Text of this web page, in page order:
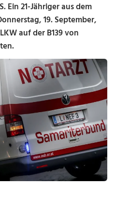
Ein 21-Jähriger aus dem
19. September,
auf der B139 von